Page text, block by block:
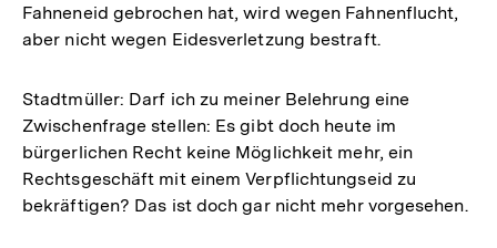
Fahneneid gebrochen hat, wird wegen Fahnenflucht,
aber nicht wegen Eidesverletzung bestraft.
Stadtmüller: Darf ich zu meiner Belehrung eine
Zwischenfrage stellen: Es gibt doch heute im
bürgerlichen Recht keine Möglichkeit mehr, ein
Rechtsgeschäft mit einem Verpflichtungseid zu
bekräftigen? Das ist doch gar nicht mehr vorgesehen.